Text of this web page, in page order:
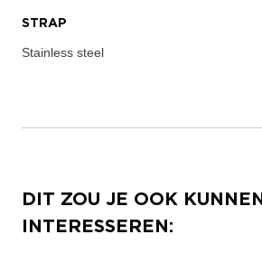
STRAP
Stainless steel
DIT ZOU JE OOK KUNNEN
INTERESSEREN: